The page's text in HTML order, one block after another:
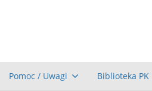
Pomoc / Uwagi Biblioteka PK